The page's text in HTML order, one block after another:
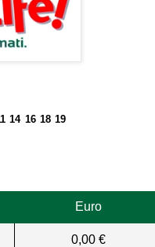
14 16 18 19
Euro
0,00 €